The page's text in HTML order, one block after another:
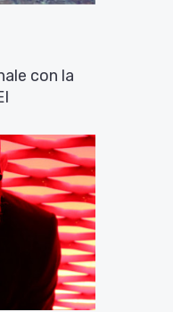
con la